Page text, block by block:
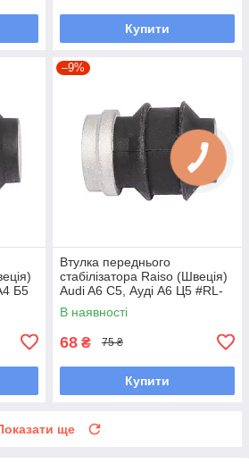
Купити
Б5
–9%
Втулка переднього
стабілізатора Raiso (Швеція)
Audi A6 C5, Ауді А6 Ц5 #RL-
411317B UATVCHG7
В наявності
68 ₴ 75 ₴
Купити
ще